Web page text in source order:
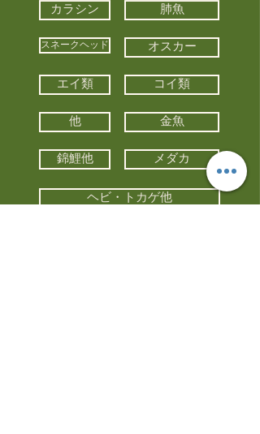
カラシン 肺魚
スネークヘッド オスカー
エイ類 コイ類
他 金魚
錦鯉他 メダカ
ヘビ・トカゲ他